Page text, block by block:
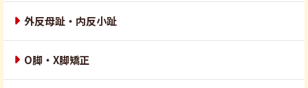
外反母趾・内反小趾
O脚・X脚矯正